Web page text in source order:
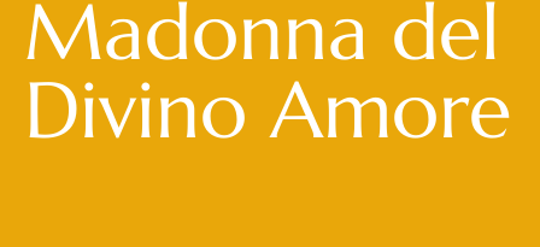
Madonna del
Divino Amore